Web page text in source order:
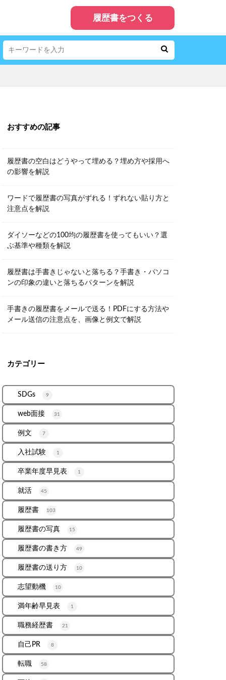
履歴書をつくる
おすすめの記事
履歴書の空白はどうやって埋める？埋め方や採用へ
の影響を解説
ワードで履歴書の写真がずれる！ずれない貼り方と
注意点を解説
ダイソーなどの100均の履歴書を使ってもいい？選
ぶ基準や種類を解説
履歴書は手書きじゃないと落ちる？手書き・パソコ
ンの印象の違いと落ちるパターンを解説
手書きの履歴書をメールで送る！PDFにする方法や
メール送信の注意点を、画像と例文で解説
カテゴリー
SDGs 9
web面接 31
例文 7
入社試験 1
卒業年度早見表 1
就活 45
履歴書 103
履歴書の写真 15
履歴書の書き方 49
履歴書の送り方 10
志望動機 10
満年齢早見表 1
職務経歴書 21
自己PR 8
転職 58